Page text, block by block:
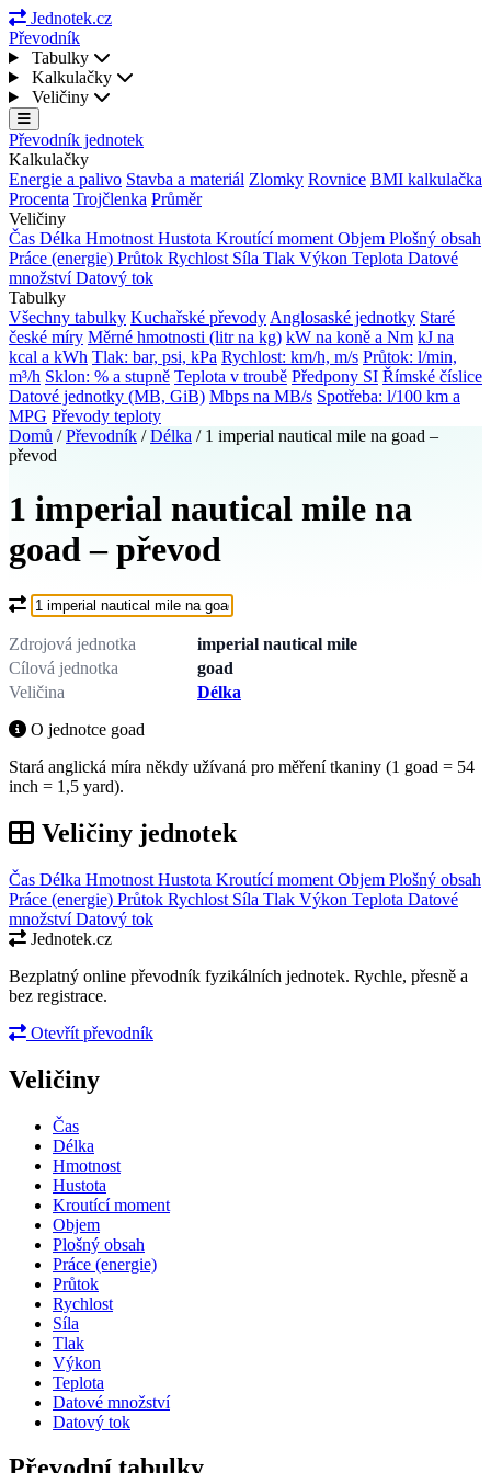
Jednotek.cz
Převodník
Tabulky
Kalkulačky
Veličiny
Převodník jednotek
Kalkulačky
Energie a palivo Stavba a materiál Zlomky Rovnice BMI kalkulačka
Procenta Trojčlenka Průměr
Veličiny
Čas Délka Hmotnost Hustota Kroutící moment Objem Plošný obsah
Práce (energie) Průtok Rychlost Síla Tlak Výkon Teplota Datové
množstvíDatový tok
Tabulky
Všechny tabulky Kuchařské převody Anglosaské jednotky Staré
české míry Měrné hmotnosti (litr na kg) kW na koně a Nm kJ na
kcal a kWh Tlak: bar, psi, kPa Rychlost: km/h, m/s Průtok: l/min,
m³/h Sklon: % a stupně Teplota v troubě Předpony SI Římské číslice
Datové jednotky (MB, GiB) Mbps na MB/s Spotřeba: l/100 km a
MPG Převody teploty
Domů / Převodník / Délka / 1 imperial nautical mile na goad –
převod
1 imperial nautical mile na
goad – převod
Co chcete převést?
Zdrojová jednotka
imperial nautical mile
Cílová jednotka
goad
Veličina
Délka
O jednotce goad
Stará anglická míra někdy užívaná pro měření tkaniny (1 goad = 54
inch = 1,5 yard).
Veličiny jednotek
Čas Délka Hmotnost Hustota Kroutící moment Objem Plošný obsah
Práce (energie) Průtok Rychlost Síla Tlak Výkon Teplota Datové
množstvíDatový tok
Jednotek.cz
Bezplatný online převodník fyzikálních jednotek. Rychle, přesně a
bez registrace.
Otevřít převodník
Veličiny
Čas
Délka
Hmotnost
Hustota
Kroutící moment
Objem
Plošný obsah
Práce (energie)
Průtok
Rychlost
Síla
Tlak
Výkon
Teplota
Datové množství
Datový tok